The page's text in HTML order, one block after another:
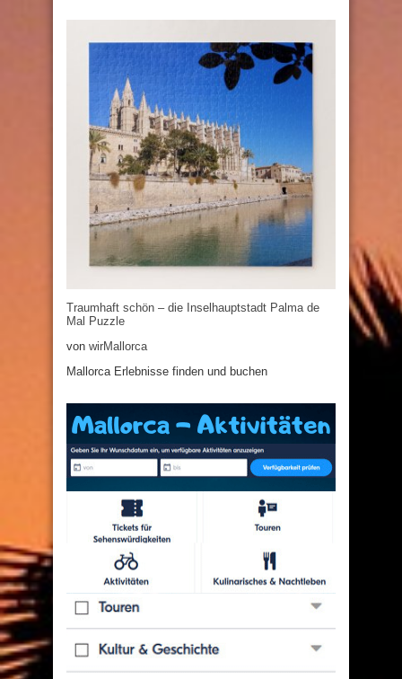
Traumhaft schön – die Inselhauptstadt Palma de
Mal Puzzle
von wirMallorca
Mallorca Erlebnisse finden und buchen